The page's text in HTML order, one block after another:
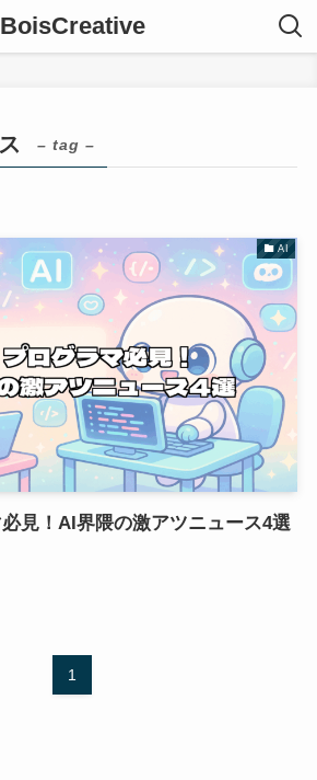
BoisCreative
– tag –
AI
見！AI界隈の激アツニュース4選
1